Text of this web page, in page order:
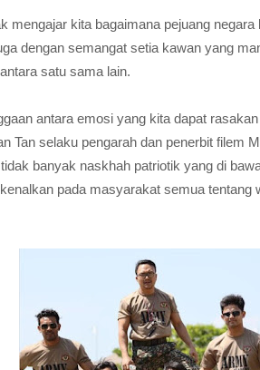
mengajar kita bagaimana pejuang
dengan semangat setia kawan yang
satu sama lain.
antara emosi yang kita dapat
Tan selaku pengarah dan penerbit filem
banyak naskhah patriotik yang di
pada masyarakat semua tentang